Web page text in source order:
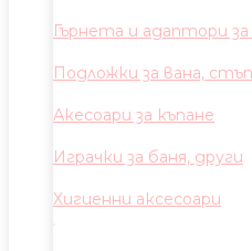
Гърнета и адаптори
Подложки за вана,
Акесоари за къпане
Играчки за баня, други
Хигиенни аксесоари